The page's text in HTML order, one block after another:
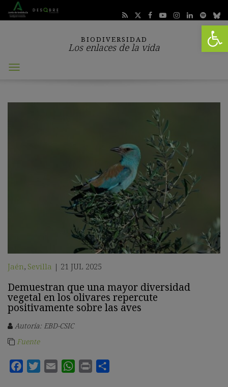
Abrir
BIODIVERSIDAD
Los enlaces de la vida
Abrir
Jaén, Sevilla | 21 JUL 2025
Demuestran que una mayor diversidad
vegetal en los olivares repercute
positivamente sobre las aves
Autoría: EBD-CSIC
Fuente